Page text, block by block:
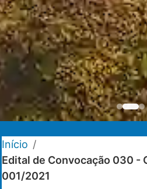
Início /
Edital de Convocação 030 -
001/2021